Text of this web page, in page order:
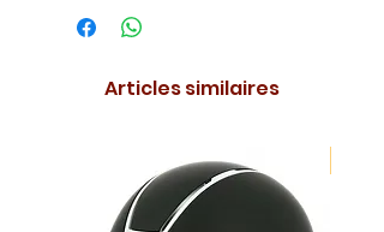
Articles similaires